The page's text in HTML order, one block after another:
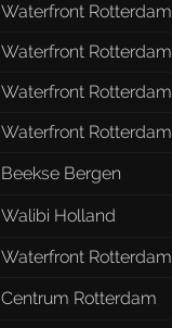
Waterfront Rotterdam
Waterfront Rotterdam
Waterfront Rotterdam
Waterfront Rotterdam
Beekse Bergen
Walibi Holland
Waterfront Rotterdam
Centrum Rotterdam